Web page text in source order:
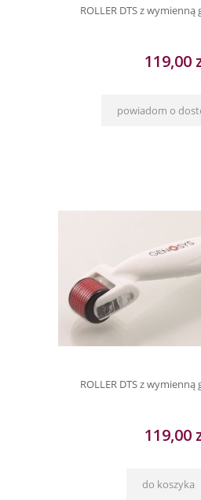
ROLLER DTS z wymienną
119,00
powiadom o
ROLLER DTS z wymienną
119,00
do koszyka